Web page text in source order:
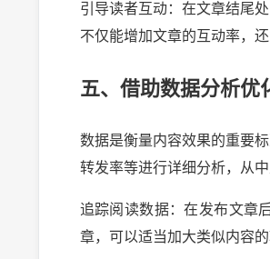
引导读者互动：在文章结尾
不仅能增加文章的互动率，
五、借助数据分析优
数据是衡量内容效果的重要
转发率等进行详细分析，从
追踪阅读数据：在发布文章
章，可以适当加大类似内容的